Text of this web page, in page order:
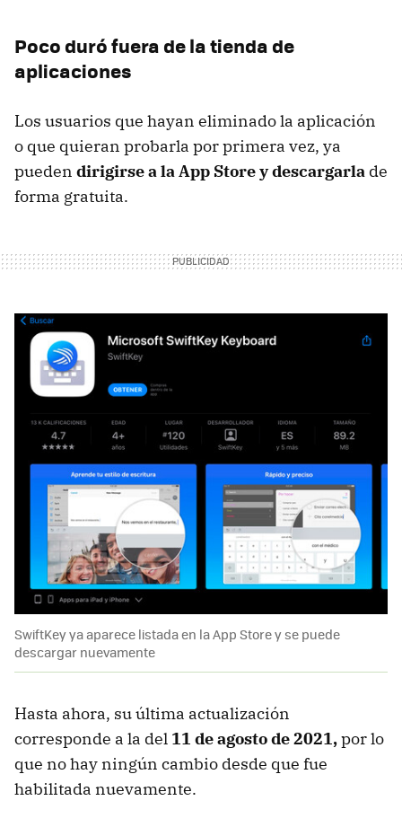
Poco duró fuera de la tienda de
aplicaciones
Los usuarios que hayan eliminado la aplicación
o que quieran probarla por primera vez, ya
pueden dirigirse a la App Store ydescargarla de
forma gratuita.
SwiftKey ya aparece listada en la App Store y se puede
descargar nuevamente
Hasta ahora, su última actualización
corresponde a la del 11 de agosto de 2021,por lo
que no hay ningún cambio desde que fue
habilitada nuevamente.